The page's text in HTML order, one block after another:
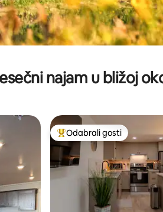
najam u bližoj
Među najviše rangiranima
Odabrali gosti